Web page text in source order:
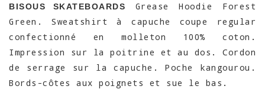
BISOUS SKATEBOARDS
Grease Hoodie Forest
Green. Sweatshirt à capuche coupe regular
confectionné en molleton 100% coton.
Impression sur la poitrine et au dos. Cordon
de serrage sur la capuche. Poche kangourou.
Bords-côtes aux poignets et sue le bas.